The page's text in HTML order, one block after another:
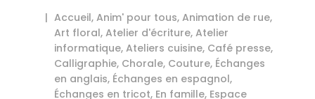
Accueil, Anim' pour tous, Animation de rue,
Art floral, Atelier d'écriture, Atelier
informatique, Ateliers cuisine, Café presse,
Calligraphie, Chorale, Couture, Échanges
en anglais, Échanges en espagnol,
Échanges en tricot, En famille, Espace